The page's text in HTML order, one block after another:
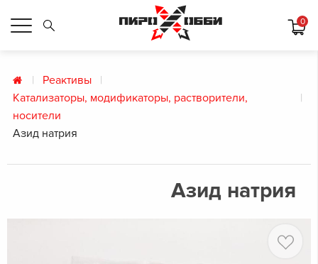
0
Реактивы
Катализаторы, модификаторы, растворители,
носители
Азид натрия
Азид натрия